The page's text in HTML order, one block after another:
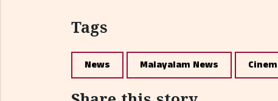
Tags
News Malayalam News